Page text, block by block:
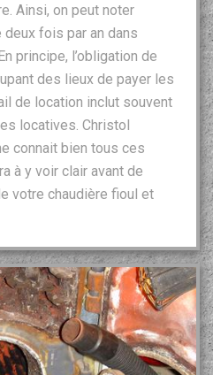
Ainsi, on peut noter
deux fois par an dans
principe, l’obligation de
des lieux de payer les
de location inclut souvent
locatives. Christol
connait bien tous ces
à y voir clair avant de
votre chaudière fioul et